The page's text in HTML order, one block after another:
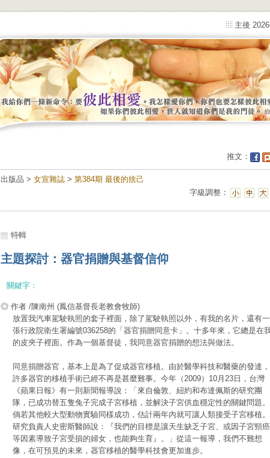
主後
推文：
出版品 > 女宣雜誌 > 第384期 最後的捨己
字級調整：
特輯
主題探討：器官捐贈與基督信仰
關鍵字：
◎ 作者 /陳南州 (鳳信基督長老教會牧師)
放置我汽車駕駛執照的套子裡面，除了駕駛執照以外，有我的名片，還有一
張行政院衛生署編號036258的「器官捐贈同意卡」。十多年來，它總是在
的皮夾子裡面。作為一個基督徒，我同意器官捐贈的想法與做法。
同意捐贈器官，基本上是為了促成器官移植。由於醫學科技和醫藥的發達，
許多器官的移植手術已經不再是甚麼難事。今年（2009）10月23日，台灣
《蘋果日報》有一則新聞報導說：「來自倫敦、紐約和布達佩斯的研究團
隊，已成功替五隻兔子完成子宮移植，並解決子宮供血穩定性的關鍵問題。
倘若其他較大型動物實驗同樣成功，估計兩年內就可讓人類接受子宮移植。
研究負責人史密斯醫師說：『我們的目標是讓天生缺乏子宮、或因子宮頸癌
等因素導致子宮受損的婦女，也能夠生育』。」從這一報導，我們不難想
像，在可預見的未來，器官移植的醫學科技會更加進步。